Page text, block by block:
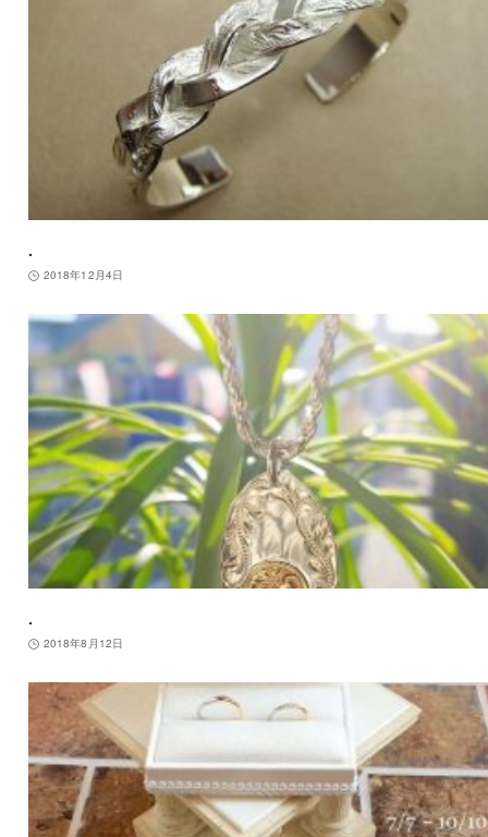
.
2018年12月4日
.
2018年8月12日